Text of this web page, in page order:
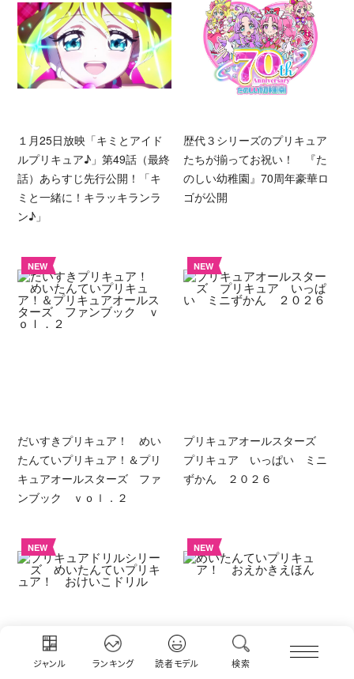
ジャンル ランキング 読者モデル 検索
１月25日放映「キミとアイド
ルプリキュア♪」第49話（最終
話）あらすじ先行公開！「キ
ミと一緒に！キラッキランラ
ン♪」
歴代３シリーズのプリキュア
たちが揃ってお祝い！ 『た
のしい幼稚園』70周年豪華ロ
ゴが公開
NEW
だいすきプリキュア！ めい
たんていプリキュア！＆プリ
キュアオールスターズ ファ
ンブック ｖｏｌ．２
NEW
プリキュアオールスターズ
プリキュア いっぱい ミニ
ずかん ２０２６
NEW NEW